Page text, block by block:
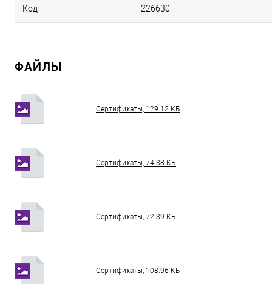
Код 226630
ФАЙЛЫ
Сертификаты, 129.12 КБ
Сертификаты, 74.38 КБ
Сертификаты, 72.39 КБ
Сертификаты, 108.96 КБ